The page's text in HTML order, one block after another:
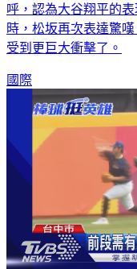
呼，認為大谷翔平的
時，松坂再次表達驚
受到更巨大衝擊了。
國際